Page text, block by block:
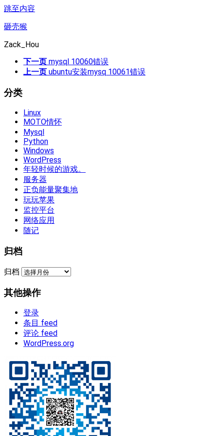
跳至内容
砸壳猴
Zack_Hou
下一页 mysql 10060错误
上一页 ubuntu安装mysq 10061错误
分类
Linux
MOTO情怀
Mysql
Python
Windows
WordPress
年轻时候的游戏。
服务器
正负能量聚集地
玩玩苹果
监控平台
网络应用
随记
归档
归档
其他操作
登录
条目 feed
评论 feed
WordPress.org